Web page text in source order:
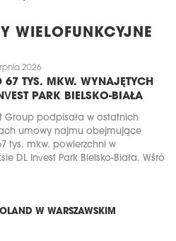
WIELOFUNKCYJNE
2026
67 TYS. MKW. WYNAJĘTYCH
PARK BIELSKO-BIAŁA
Group podpisała w ostatnich
umowy najmu obejmujące
tys. mkw. powierzchni w
DL Invest Park Bielsko-Biała. Wśró
W WARSZAWSKIM